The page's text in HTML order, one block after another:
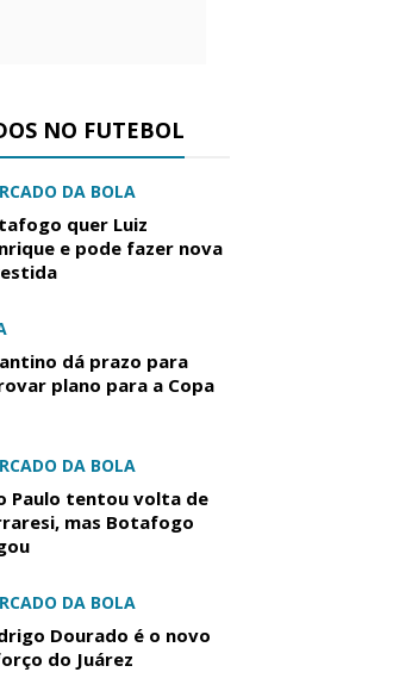
NO FUTEBOL
DA BOLA
quer Luiz
e pode fazer nova
dá prazo para
plano para a Copa
DA BOLA
Paulo tentou volta de
mas Botafogo
DA BOLA
Dourado é o novo
do Juárez